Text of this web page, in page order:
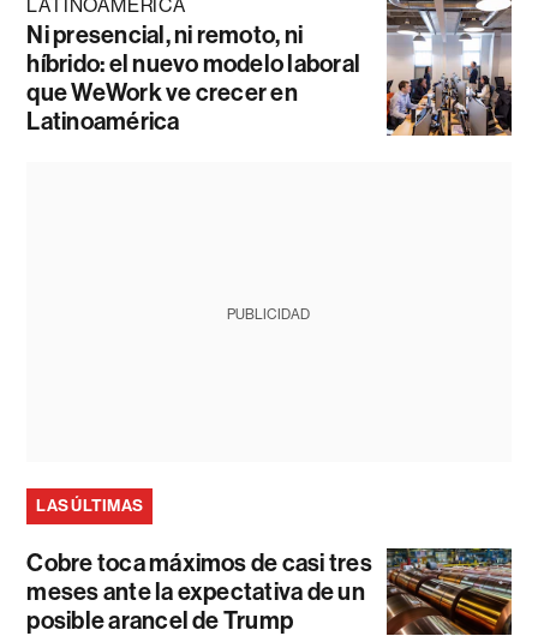
LATINOAMÉRICA
Ni presencial, ni remoto, ni
híbrido: el nuevo modelo laboral
que WeWork ve crecer en
Latinoamérica
PUBLICIDAD
LAS ÚLTIMAS
Cobre toca máximos de casi tres
meses ante la expectativa de un
posible arancel de Trump